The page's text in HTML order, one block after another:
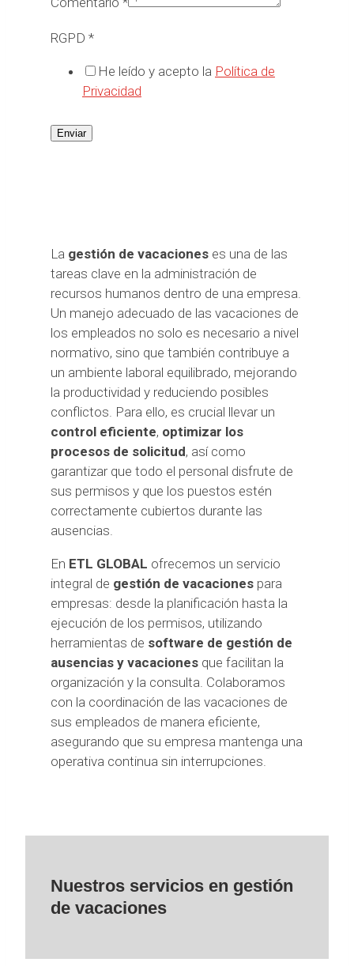
RGPD *
He leído y acepto la Política de
Privacidad
Enviar
La gestión de vacaciones es una de las
tareas clave en la administración de
recursos humanos dentro de una empresa.
Un manejo adecuado de las vacaciones de
los empleados no solo es necesario a nivel
normativo, sino que también contribuye a
un ambiente laboral equilibrado, mejorando
la productividad y reduciendo posibles
conflictos. Para ello, es crucial llevar un
control eficiente, optimizar los
procesos de solicitud, así como
garantizar que todo el personal disfrute de
sus permisos y que los puestos estén
correctamente cubiertos durante las
ausencias.
En ETL GLOBAL ofrecemos un servicio
integral de gestión de vacaciones para
empresas: desde la planificación hasta la
ejecución de los permisos, utilizando
herramientas de software de gestión de
ausencias y vacaciones que facilitan la
organización y la consulta. Colaboramos
con la coordinación de las vacaciones de
sus empleados de manera eficiente,
asegurando que su empresa mantenga una
operativa continua sin interrupciones.
Nuestros servicios en gestión
de vacaciones